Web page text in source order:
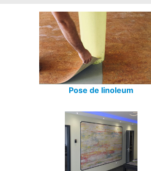
Pose de linoleum